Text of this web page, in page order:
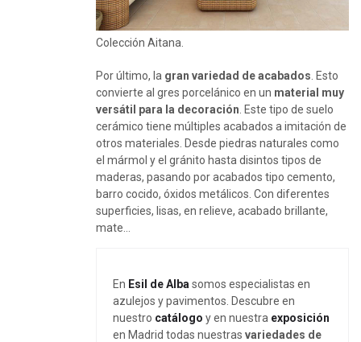
Colección Aitana.
Por último, la gran variedad de acabados . Esto
convierte al gres porcelánico en un material muy
versátil para la decoración . Este tipo de suelo
cerámico tiene múltiples acabados a imitación de
otros materiales. Desde piedras naturales como
el mármol y el gránito hasta disintos tipos de
maderas, pasando por acabados tipo cemento,
barro cocido, óxidos metálicos. Con diferentes
superficies, lisas, en relieve, acabado brillante,
mate…
En Esil de Alba somos especialistas en
azulejos y pavimentos. Descubre en
nuestro catálogo y en nuestra exposición
en Madrid todas nuestras variedades de